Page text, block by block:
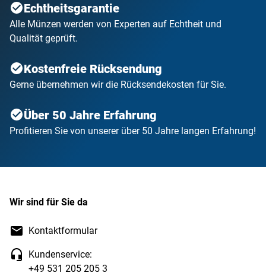
Echtheitsgarantie
Alle Münzen werden von Experten auf Echtheit und
Qualität geprüft.
Kostenfreie Rücksendung
Gerne übernehmen wir die Rücksendekosten für Sie.
Über 50 Jahre Erfahrung
Profitieren Sie von unserer über 50 Jahre langen Erfahrung!
Wir sind für Sie da
Kontaktformular
Kundenservice:
+49 531 205 205 3